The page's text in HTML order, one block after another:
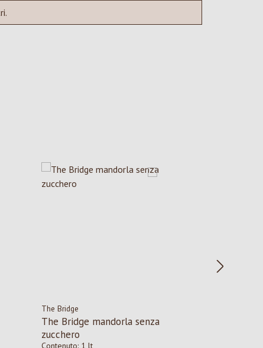
The Bridge
The Bridge mandorla senza
zucchero
Contenuto: 1 lt